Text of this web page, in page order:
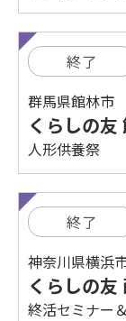
終了
群馬県館林市
くらしの友
人形供養祭
終了
神奈川県横浜
くらしの友
終活セミナー